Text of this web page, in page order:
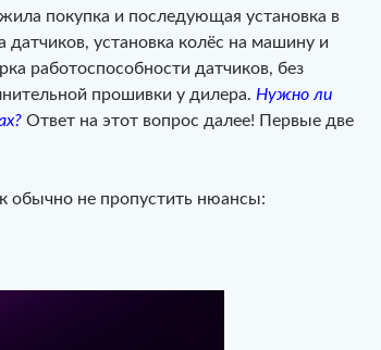
покупка и последующая установка в
датчиков, установка колёс на машину и
работоспособности датчиков, без
прошивки у дилера. Нужно ли
Ответ на этот вопрос далее! Первые две
обычно не пропустить нюансы: